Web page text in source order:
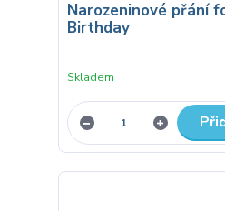
Narozeninové přání
Birthday
Skladem